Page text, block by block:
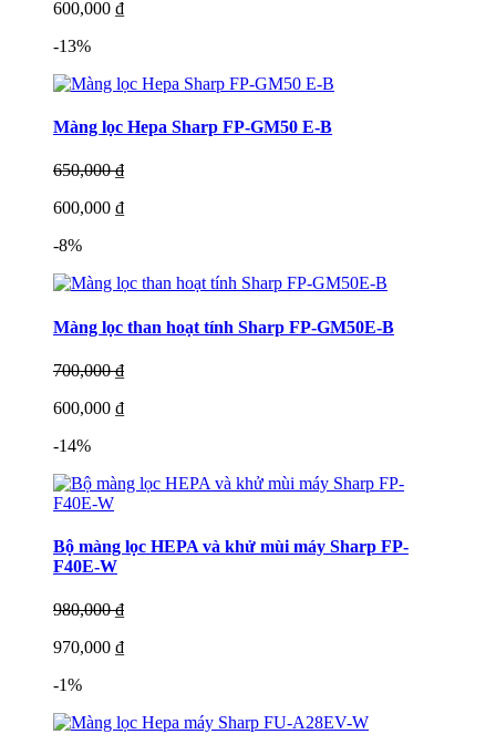
600,000 ₫
-13%
Màng lọc Hepa Sharp FP-GM50 E-B
650,000 ₫
600,000 ₫
-8%
Màng lọc than hoạt tính Sharp FP-GM50E-B
700,000 ₫
600,000 ₫
-14%
Bộ màng lọc HEPA và khử mùi máy Sharp FP-
F40E-W
980,000 ₫
970,000 ₫
-1%